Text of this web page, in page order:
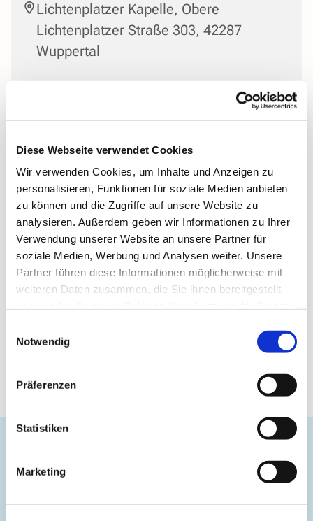
Diese Webseite verwendet Cookies
Wir verwenden Cookies, um Inhalte und Anzeigen zu
personalisieren, Funktionen für soziale Medien anbieten
zu können und die Zugriffe auf unsere Website zu
analysieren. Außerdem geben wir Informationen zu Ihrer
Verwendung unserer Website an unsere Partner für
soziale Medien, Werbung und Analysen weiter. Unsere
Partner führen diese Informationen möglicherweise mit
weiteren Daten zusammen, die Sie ihnen bereitgestellt
Notwendig
Präferenzen
Statistiken
Marketing
Lichtenplatzer Kapelle, Obere
Lichtenplatzer Straße 303, 42287
Wuppertal
Evangelische Gemeinde Unterbarmen Süd
Kirchplatz 1